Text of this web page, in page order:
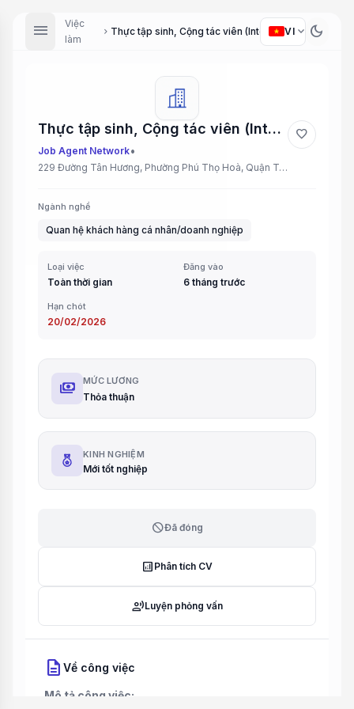
menu
Việc
làm
chevron_right Thực tập sinh, Cộng tác viên (Intern, Collaborator)
VI expand_more dark_mode
Thực tập sinh, Cộng tác viên (Intern, Collaborator)
Job Agent Network•
229 Đường Tân Hương, Phường Phú Thọ Hoà, Quận Tân Phú, TP.HCM
favorite
Ngành nghề
Quan hệ khách hàng cá nhân/doanh nghiệp
Loại việc
Toàn thời gian
Đăng vào
6 tháng trước
Hạn chót
20/02/2026
payments MỨC LƯƠNG
Thỏa thuận
KINH NGHIỆM
Mới tốt nghiệp
blockĐã đóng
analytics Phân tích CV
record_voice_overLuyện phỏng vấn
description Về công việc
Mô tả công việc: